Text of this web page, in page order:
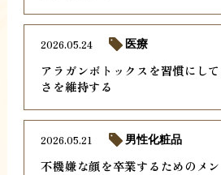
アラガンボトックスを習慣にし
さを維持する
2026.05.24 医療
不機嫌な顔を卒業するためのメ
2026.05.21 男性化粧品